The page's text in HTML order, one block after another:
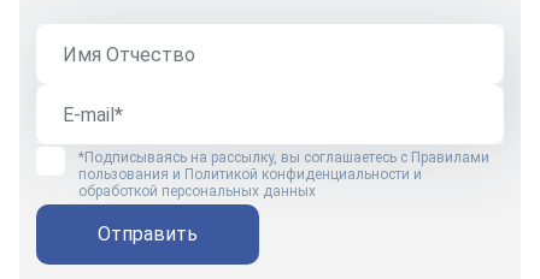
*Подписываясь на рассылку, вы соглашаетесь с Правилами
пользования и Политикой конфиденциальности и
обработкой персональных данных
Отправить